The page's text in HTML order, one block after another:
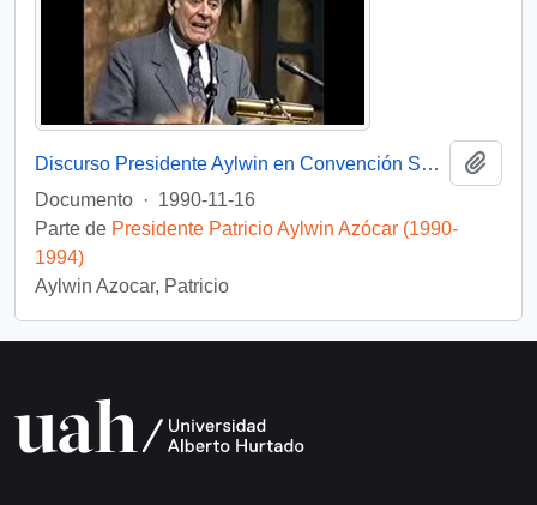
Discurso Presidente Aylwin en Convención Santiago: Video
Documento · 1990-11-16
Parte de Presidente Patricio Aylwin Azócar (1990-
1994)
Aylwin Azocar, Patricio